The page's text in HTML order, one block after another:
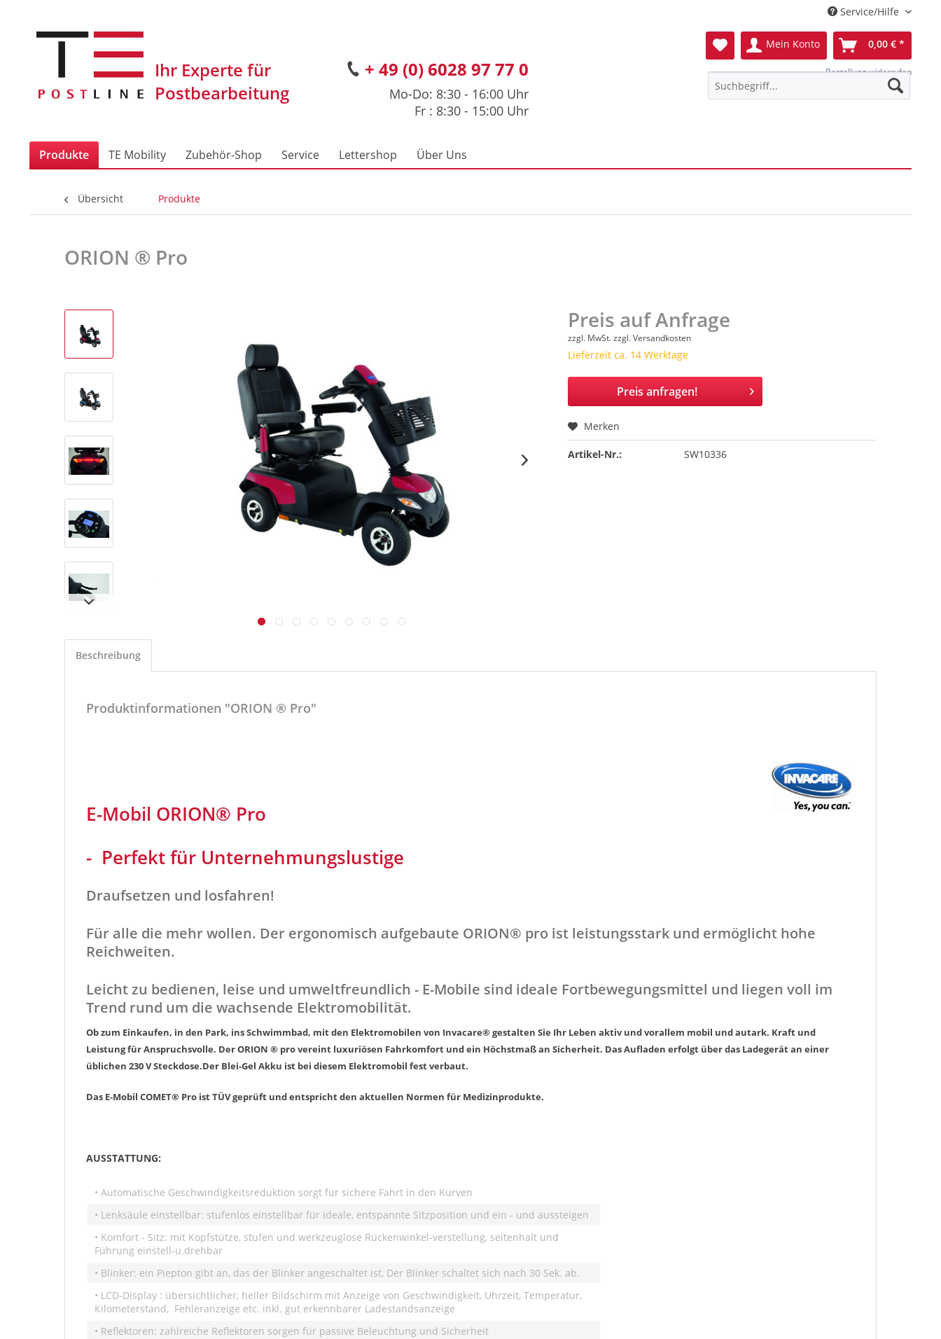
Service/Hilfe
+ 49 (0) 6028 97 77 0
Mo-Do: 8:30 - 16:00 Uhr
Fr : 8:30 - 15:00 Uhr
Mein Konto 0,00 € *
Bestellung widerrufen
Produkte TE Mobility Zubehör-Shop Service Lettershop Über Uns
Übersicht Produkte
ORION ® Pro
Preis auf Anfrage
zzgl. MwSt.zzgl. Versandkosten
Lieferzeit ca. 14 Werktage
Preis anfragen!
Merken
Artikel-Nr.: SW10336
Beschreibung
Produktinformationen "ORION ® Pro"
E-Mobil ORION® Pro
- Perfekt für Unternehmungslustige
Draufsetzen und losfahren!
Für alle die mehr wollen. Der ergonomisch aufgebaute ORION® pro ist leistungsstark und ermöglicht hohe
Reichweiten.
Leicht zu bedienen, leise und umweltfreundlich - E-Mobile sind ideale Fortbewegungsmittel und liegen voll im
Trend rund um die wachsende Elektromobilität.
Ob zum Einkaufen, in den Park, ins Schwimmbad, mit den Elektromobilen von Invacare® gestalten Sie Ihr Leben aktiv und vorallem mobil und autark. Kraft und
Leistung für Anspruchsvolle. Der ORION ® pro vereint luxuriösen Fahrkomfort und ein Höchstmaß an Sicherheit. Das Aufladen erfolgt über das Ladegerät an einer
üblichen 230 V Steckdose.Der Blei-Gel Akku ist bei diesem Elektromobil fest verbaut.
Das E-Mobil COMET® Pro ist TÜV geprüft und entspricht den aktuellen Normen für Medizinprodukte.
AUSSTATTUNG:
• Automatische Geschwindigkeitsreduktion sorgt für sichere Fahrt in den Kurven
• Lenksäule einstellbar: stufenlos einstellbar für ideale, entspannte Sitzposition und ein - und aussteigen
• Komfort - Sitz: mit Kopfstütze, stufen und werkzeuglose Rückenwinkel-verstellung, seitenhalt und
Führung einstell-u.drehbar
• Blinker: ein Piepton gibt an, das der Blinker angeschaltet ist, Der Blinker schaltet sich nach 30 Sek. ab.
• LCD-Display : übersichtlicher, heller Bildschirm mit Anzeige von Geschwindigkeit, Uhrzeit, Temperatur,
Kilometerstand, Fehleranzeige etc. inkl. gut erkennbarer Ladestandsanzeige
• Reflektoren: zahlreiche Reflektoren sorgen für passive Beleuchtung und Sicherheit